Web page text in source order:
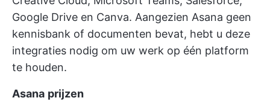
Google Drive en Canva. Aangezien Asana geen
kennisbank of documenten bevat, hebt u deze
integraties nodig om uw werk op één platform
te houden.
Asana prijzen